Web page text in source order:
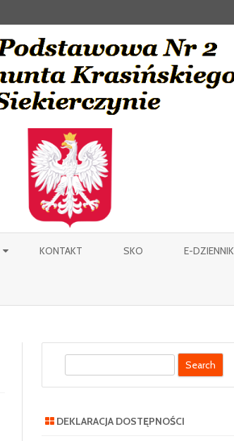
NR 2 W
KONTAKT SKO E-DZIENNIK
DEKLARACJA DOSTĘPNOŚCI